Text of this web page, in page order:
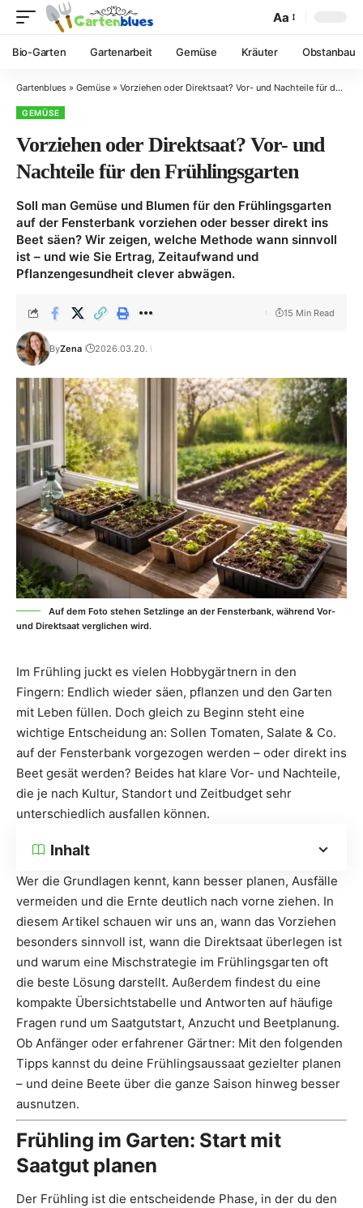
Aa
Bio-Garten Gartenarbeit Gemüse Kräuter Obstanbau
Gartenblues » Gemüse » Vorziehen oder Direktsaat? Vor- und Nachteile für den Frühlingsgarten
GEMÜSE
Vorziehen oder Direktsaat? Vor- und
Nachteile für den Frühlingsgarten
Soll man Gemüse und Blumen für den Frühlingsgarten
auf der Fensterbank vorziehen oder besser direkt ins
Beet säen? Wir zeigen, welche Methode wann sinnvoll
ist – und wie Sie Ertrag, Zeitaufwand und
Pflanzengesundheit clever abwägen.
ByZena 2026.03.20.
15 Min Read
Auf dem Foto stehen Setzlinge an der Fensterbank, während Vor-
und Direktsaat verglichen wird.
Im Frühling juckt es vielen Hobbygärtnern in den
Fingern: Endlich wieder säen, pflanzen und den Garten
mit Leben füllen. Doch gleich zu Beginn steht eine
wichtige Entscheidung an: Sollen Tomaten, Salate & Co.
auf der Fensterbank vorgezogen werden – oder direkt ins
Beet gesät werden? Beides hat klare Vor- und Nachteile,
die je nach Kultur, Standort und Zeitbudget sehr
unterschiedlich ausfallen können.
Inhalt
Wer die Grundlagen kennt, kann besser planen, Ausfälle
vermeiden und die Ernte deutlich nach vorne ziehen. In
diesem Artikel schauen wir uns an, wann das Vorziehen
besonders sinnvoll ist, wann die Direktsaat überlegen ist
und warum eine Mischstrategie im Frühlingsgarten oft
die beste Lösung darstellt. Außerdem findest du eine
kompakte Übersichtstabelle und Antworten auf häufige
Fragen rund um Saatgutstart, Anzucht und Beetplanung.
Ob Anfänger oder erfahrener Gärtner: Mit den folgenden
Tipps kannst du deine Frühlingsaussaat gezielter planen
– und deine Beete über die ganze Saison hinweg besser
ausnutzen.
Frühling im Garten: Start mit
Saatgut planen
Der Frühling ist die entscheidende Phase, in der du den